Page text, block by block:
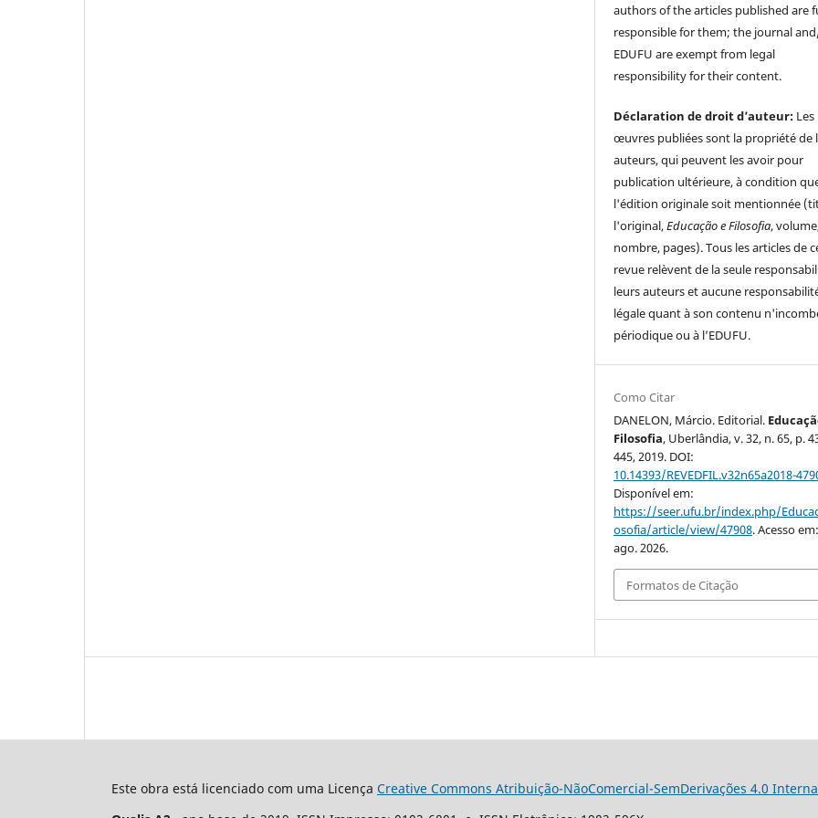
authors of the articles published are
responsible for them; the journal
EDUFU are exempt from legal
responsibility for their content.
Déclaration de droit d’auteur: Les
œuvres publiées sont la propriété de
auteurs, qui peuvent les avoir pour
publication ultérieure, à condition
l'édition originale soit mentionnée
l'original,Educação e Filosofia,
nombre, pages). Tous les articles de
revue relèvent de la seule
leurs auteurs et aucune
légale quant à son contenu
périodique ou à l’EDUFU.
Como Citar
DANELON, Márcio. Editorial.
Filosofia, Uberlândia, v. 32, n. 65, p.
445, 2019. DOI:
10.14393/REVEDFIL.v32n65a2018-
Disponível em:
https://seer.ufu.br/index.php/
osofia/article/view/47908. Acesso
ago. 2026.
Formatos de Citação
Este obra está licenciado com uma Licença Creative Commons Atribuição-NãoComercial-SemDerivações 4.0